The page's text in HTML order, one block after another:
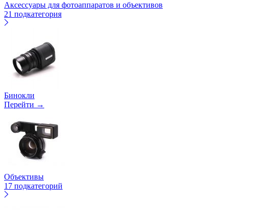
Аксессуары для фотоаппаратов и объективов
21 подкатегория
Бинокли
Перейти →
Объективы
17 подкатегорий